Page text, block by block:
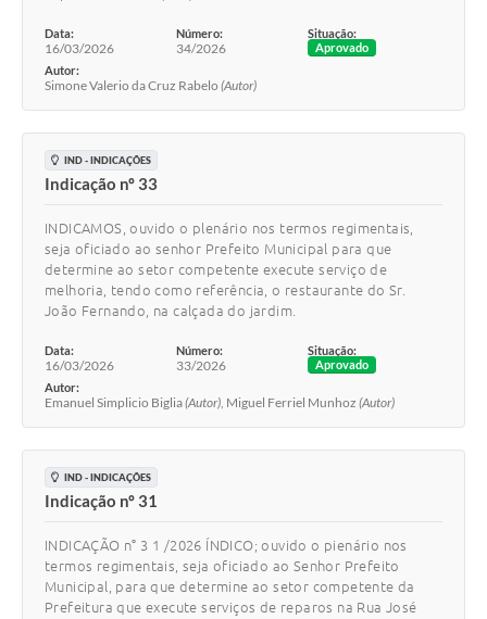
Data:
16/03/2026
Número:
34/2026
Situação:
Aprovado
Autor:
Simone Valerio da Cruz Rabelo (Autor)
IND - INDICAÇÕES
Indicação nº 33
INDICAMOS, ouvido o plenário nos termos regimentais,
seja oficiado ao senhor Prefeito Municipal para que
determine ao setor competente execute serviço de
melhoria, tendo como referência, o restaurante do Sr.
João Fernando, na calçada do jardim.
Data:
16/03/2026
Número:
33/2026
Situação:
Aprovado
Autor:
Emanuel Simplicio Biglia(Autor), Miguel Ferriel Munhoz (Autor)
IND - INDICAÇÕES
Indicação nº 31
INDICAÇÃO n° 3 1 /2026 ÍNDICO; ouvido o pienário nos
termos regimentais, seja oficiado ao Senhor Prefeito
Municipal, para que determine ao setor competente da
Prefeitura que execute serviços de reparos na Rua José